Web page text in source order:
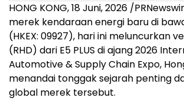
HONG KONG,18 Juni, 2026 /
merek kendaraan energi baru di
(HKEX: 09927), hari ini meluncurkan
(RHD) dari E5 PLUS di ajang 2026
Automotive & Supply Chain Expo,
menandai tonggak sejarah penting
global merek tersebut.